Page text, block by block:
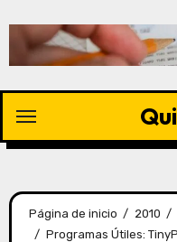
Página de inicio 2010
Programas Útiles: